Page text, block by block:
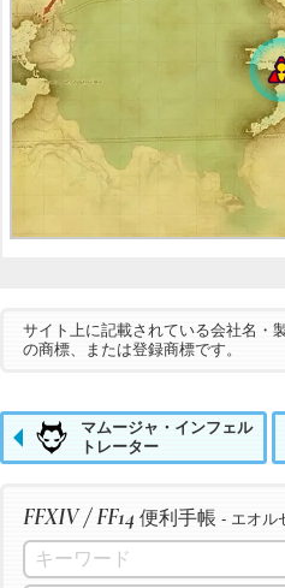
サイト上に記載されている会社名・
の商標、または登録商標です。
マムージャ・インフェル
トレーター
FFXIV / FF14 便利手帳 - エオル